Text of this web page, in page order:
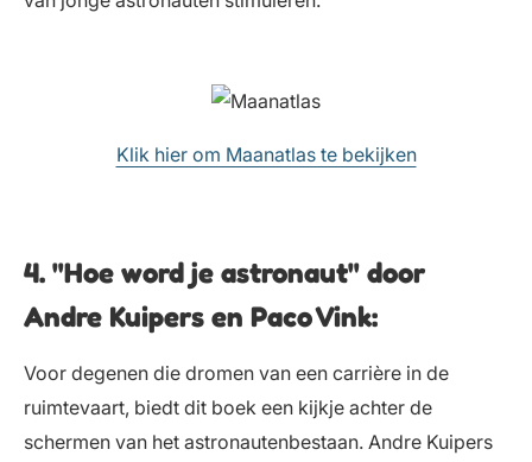
Klik hier om Maanatlas te bekijken
4. "Hoe word je astronaut" door
Andre Kuipers en Paco Vink:
Voor degenen die dromen van een carrière in de
ruimtevaart, biedt dit boek een kijkje achter de
schermen van het astronautenbestaan. Andre Kuipers